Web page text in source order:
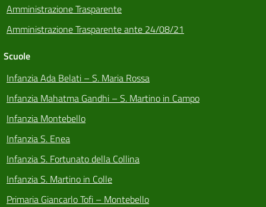
Amministrazione Trasparente
Amministrazione Trasparente ante 24/08/21
Scuole
Infanzia Ada Belati – S. Maria Rossa
Infanzia Mahatma Gandhi – S. Martino in Campo
Infanzia Montebello
Infanzia S. Enea
Infanzia S. Fortunato della Collina
Infanzia S. Martino in Colle
Primaria Giancarlo Tofi – Montebello